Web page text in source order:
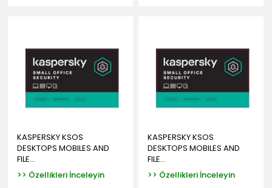
KASPERSKY KSOS
DESKTOPS MOBILES AND
FILE...
>> Özellikleri İnceleyin
KASPERSKY KSOS
DESKTOPS MOBILES AND
FILE...
>> Özellikleri İnceleyin